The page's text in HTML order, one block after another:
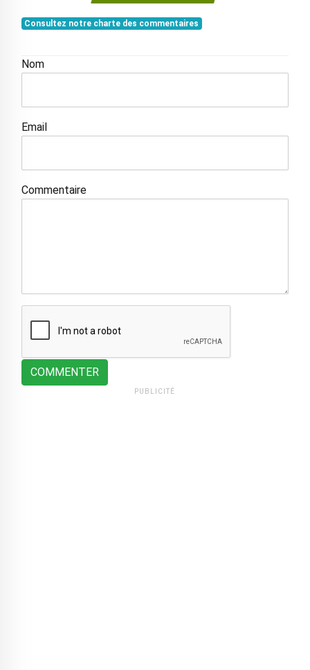
Consultez notre charte des commentaires
Nom
Email
Commentaire
COMMENTER
PUBLICITÉ